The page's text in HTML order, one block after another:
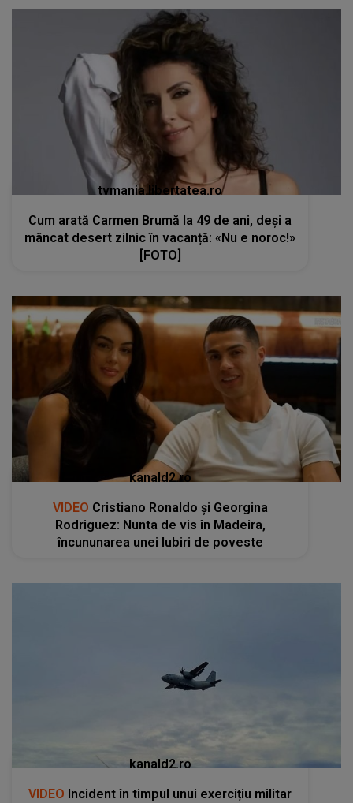
tvmania.libertatea.ro
Cum arată Carmen Brumă la 49 de ani, deși a
mâncat desert zilnic în vacanță: «Nu e noroc!»
[FOTO]
kanald2.ro
VIDEO Cristiano Ronaldo și Georgina
Rodriguez: Nunta de vis în Madeira,
încununarea unei Iubiri de poveste
kanald2.ro
VIDEO Incident în timpul unui exercițiu militar